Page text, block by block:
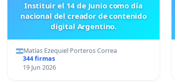
Instituir el 14 de Junio como día
nacional del creador de contenido
digital Argentino.
Matías Ezequiel Porteros Correa
344 firmas
19 Jun 2026